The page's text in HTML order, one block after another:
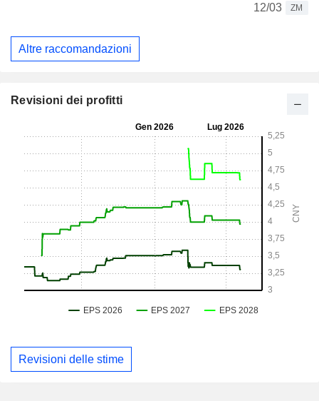
12/03
ZM
Altre raccomandazioni
Revisioni dei profitti
Revisioni delle stime